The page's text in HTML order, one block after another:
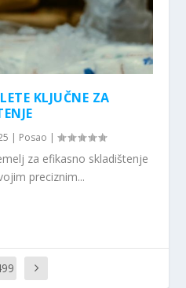
KLJUČNE ZA
| Posao |
za efikasno skladištenje
preciznim...